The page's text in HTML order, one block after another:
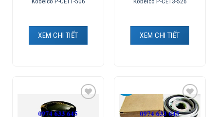
XEM CHI TIẾT XEM CHI TIẾT
Wishlist
Add to
Wishlist